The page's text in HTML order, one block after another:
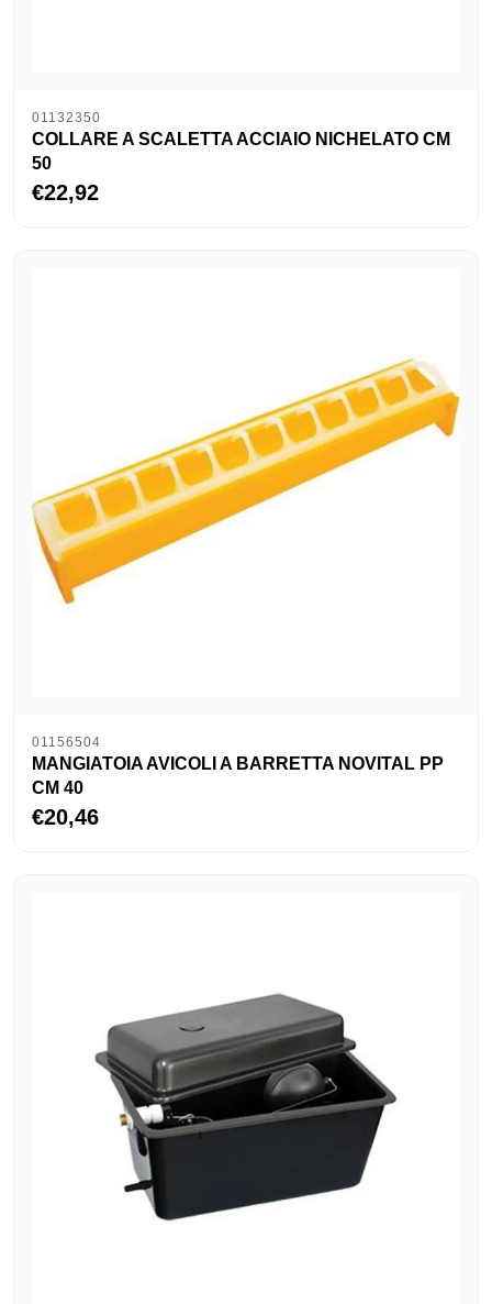
01132350
COLLARE A SCALETTA ACCIAIO NICHELATO CM
50
€22,92
01156504
MANGIATOIA AVICOLI A BARRETTA NOVITAL PP
CM 40
€20,46